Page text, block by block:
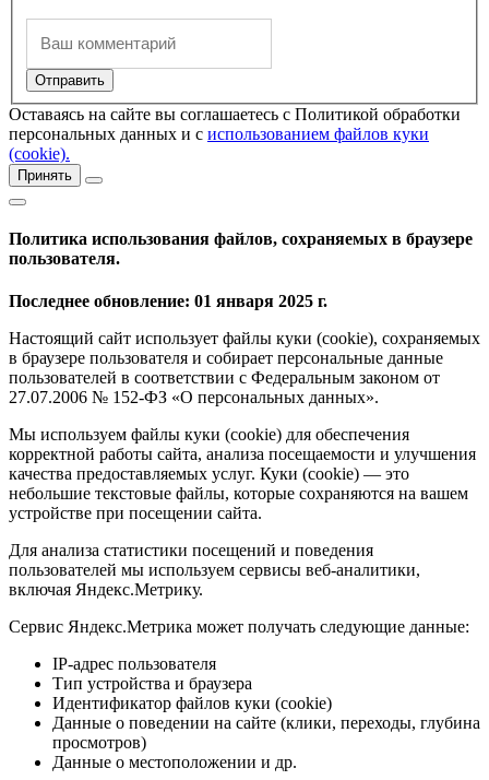
Оставаясь на сайте вы соглашаетесь с Политикой обработки
персональных данных и с использованием файлов куки
(cookie).
Принять
Политика использования файлов, сохраняемых в браузере
пользователя.
Последнее обновление: 01 января 2025 г.
Настоящий сайт использует файлы куки (cookie), сохраняемых
в браузере пользователя и собирает персональные данные
пользователей в соответствии с Федеральным законом от
27.07.2006 № 152-ФЗ «О персональных данных».
Мы используем файлы куки (cookie) для обеспечения
корректной работы сайта, анализа посещаемости и улучшения
качества предоставляемых услуг. Куки (cookie) — это
небольшие текстовые файлы, которые сохраняются на вашем
устройстве при посещении сайта.
Для анализа статистики посещений и поведения
пользователей мы используем сервисы веб-аналитики,
включая Яндекс.Метрику.
Сервис Яндекс.Метрика может получать следующие данные:
IP-адрес пользователя
Тип устройства и браузера
Идентификатор файлов куки (cookie)
Данные о поведении на сайте (клики, переходы, глубина
просмотров)
Данные о местоположении и др.